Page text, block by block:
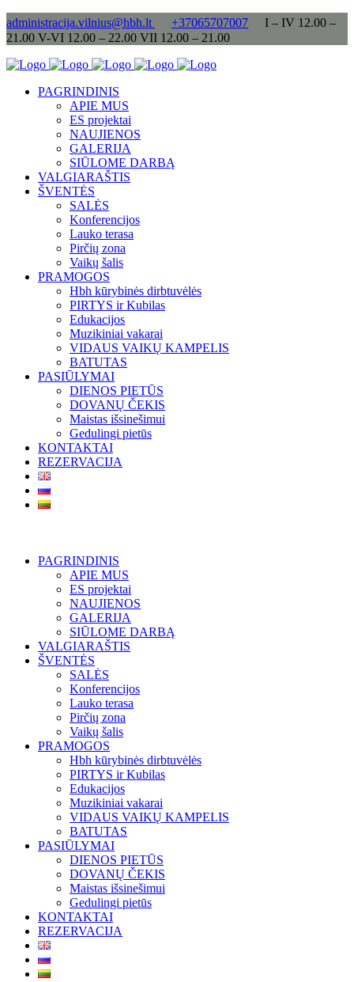
administracija.vilnius@hbh.lt +37065707007
I – IV 12.00 –
21.00 V-VI 12.00 – 22.00 VII 12.00 – 21.00
PAGRINDINIS
APIE MUS
ES projektai
NAUJIENOS
GALERIJA
SIŪLOME DARBĄ
VALGIARAŠTIS
ŠVENTĖS
SALĖS
Konferencijos
Lauko terasa
Pirčių zona
Vaikų šalis
PRAMOGOS
Hbh kūrybinės dirbtuvėlės
PIRTYS ir Kubilas
Edukacijos
Muzikiniai vakarai
VIDAUS VAIKŲ KAMPELIS
BATUTAS
PASIŪLYMAI
DIENOS PIETŪS
DOVANŲ ČEKIS
Maistas išsinešimui
Gedulingi pietūs
KONTAKTAI
REZERVACIJA
PAGRINDINIS
APIE MUS
ES projektai
NAUJIENOS
GALERIJA
SIŪLOME DARBĄ
VALGIARAŠTIS
ŠVENTĖS
SALĖS
Konferencijos
Lauko terasa
Pirčių zona
Vaikų šalis
PRAMOGOS
Hbh kūrybinės dirbtuvėlės
PIRTYS ir Kubilas
Edukacijos
Muzikiniai vakarai
VIDAUS VAIKŲ KAMPELIS
BATUTAS
PASIŪLYMAI
DIENOS PIETŪS
DOVANŲ ČEKIS
Maistas išsinešimui
Gedulingi pietūs
KONTAKTAI
REZERVACIJA